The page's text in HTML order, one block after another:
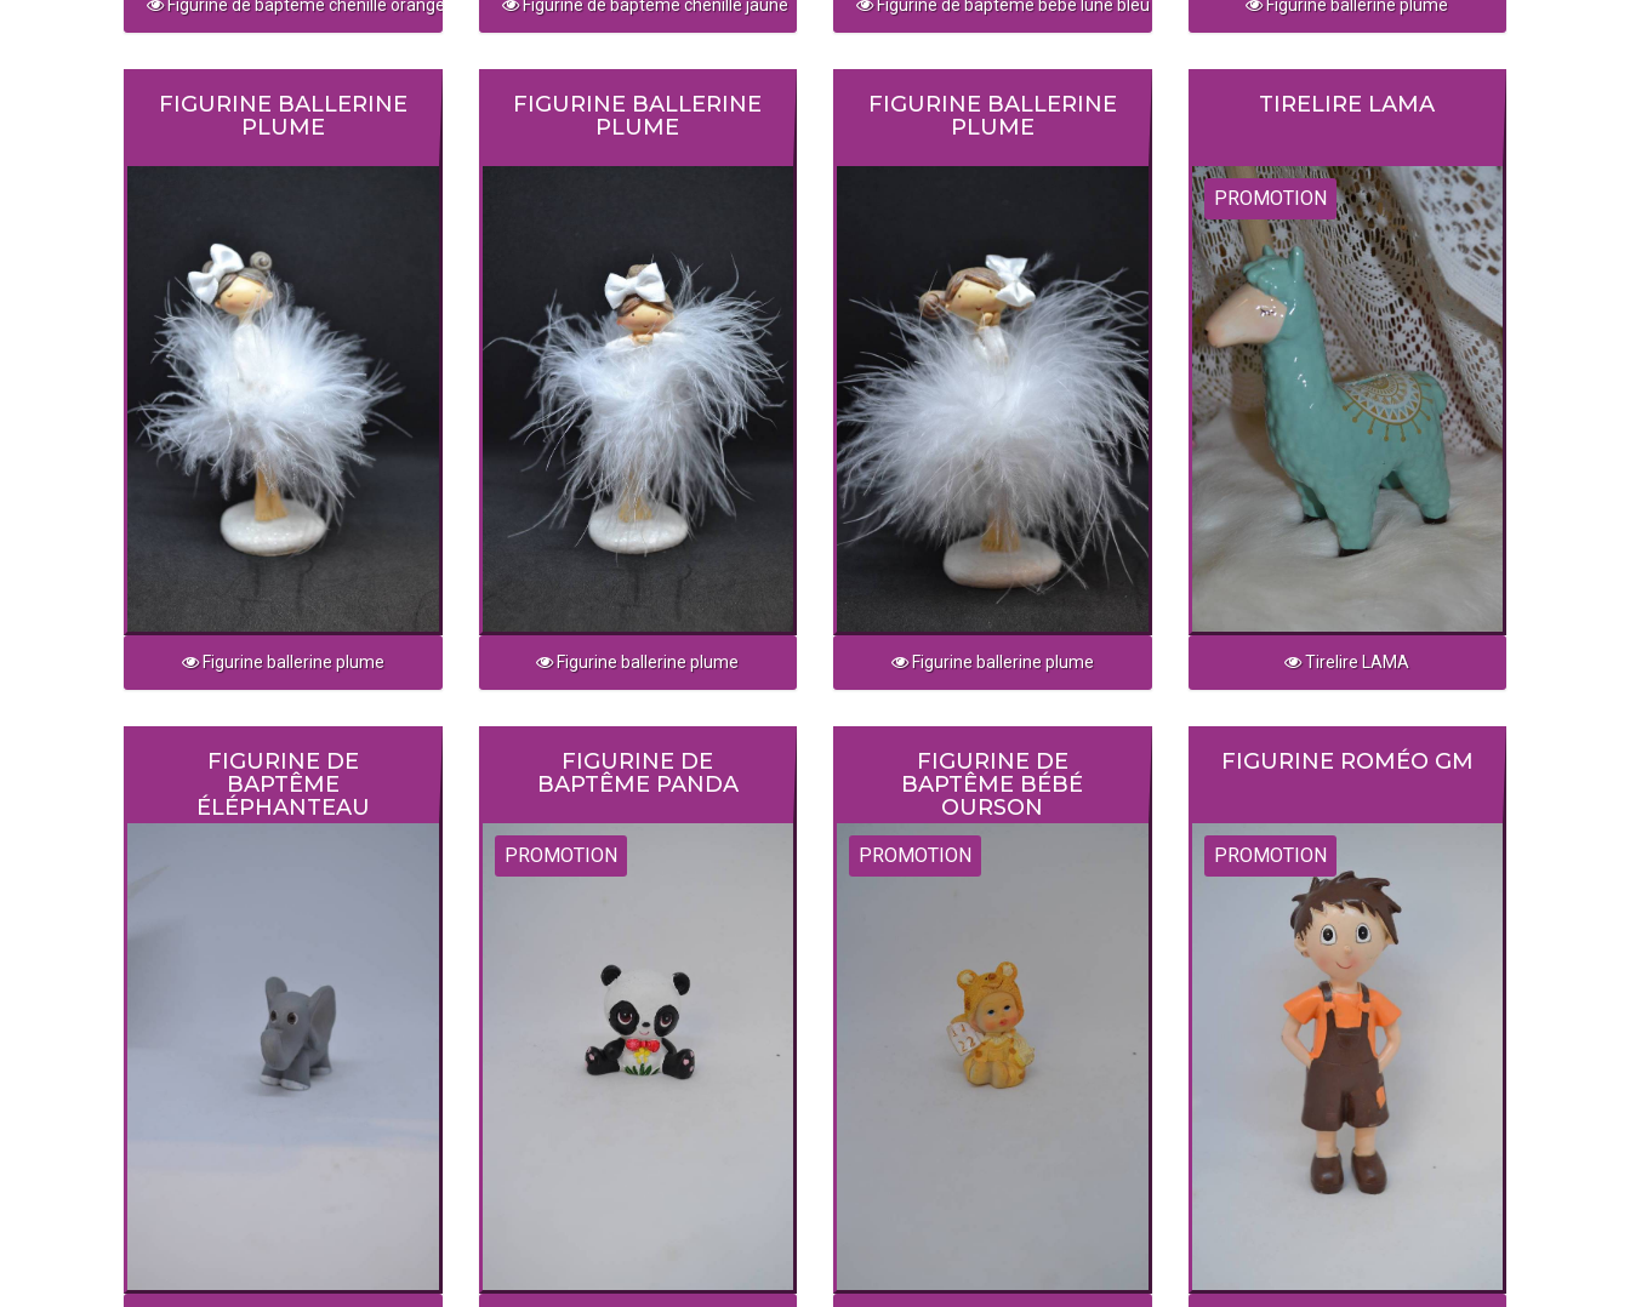
Figurine de baptême chenille orange Figurine de baptême chenille jaune Figurine de baptême bébé lune bleu Figurine ballerine plume
FIGURINE BALLERINE
PLUME
Figurine ballerine plume
FIGURINE BALLERINE
PLUME
Figurine ballerine plume
FIGURINE BALLERINE
PLUME
Figurine ballerine plume
PROMOTION
TIRELIRE LAMA
Tirelire LAMA
FIGURINE DE
BAPTÊME
ÉLÉPHANTEAU
PROMOTION
FIGURINE DE
BAPTÊME PANDA
PROMOTION
FIGURINE DE
BAPTÊME BÉBÉ
OURSON
PROMOTION
FIGURINE ROMÉO GM